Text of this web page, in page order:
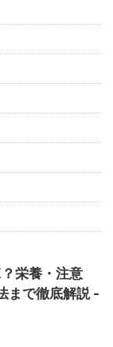
栄養・注意
まで徹底解説 -